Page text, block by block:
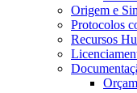
Origem e
Protocolos
Recursos